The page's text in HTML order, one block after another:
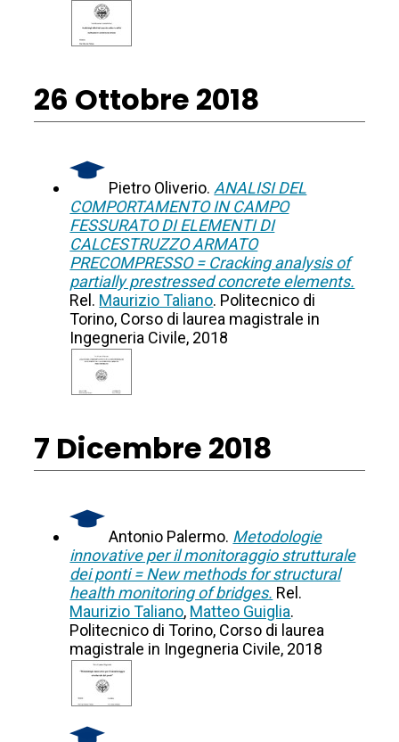
26 Ottobre 2018
Pietro Oliverio. ANALISI DEL
COMPORTAMENTO IN CAMPO
FESSURATO DI ELEMENTI DI
CALCESTRUZZO ARMATO
PRECOMPRESSO = Cracking analysis of
partially prestressed concrete elements.
Rel. Maurizio Taliano. Politecnico di
Torino, Corso di laurea magistrale in
Ingegneria Civile, 2018
7 Dicembre 2018
Antonio Palermo. Metodologie
innovative per il monitoraggio strutturale
dei ponti = New methods for structural
health monitoring of bridges. Rel.
Maurizio Taliano, Matteo Guiglia.
Politecnico di Torino, Corso di laurea
magistrale in Ingegneria Civile, 2018